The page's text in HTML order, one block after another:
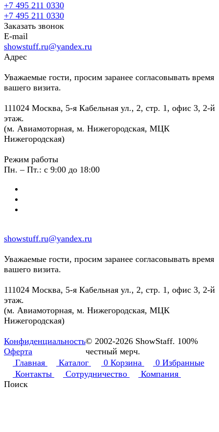
+7 495 211 0330
+7 495 211 0330
Заказать звонок
E-mail
showstuff.ru@yandex.ru
Адрес
Уважаемые гости, просим заранее согласовывать время
вашего визита.
111024 Москва, 5-я Кабельная ул., 2, стр. 1, офис 3, 2-й
этаж.
(м. Авиамоторная, м. Нижегородская, МЦК
Нижегородская)
Режим работы
Пн. – Пт.: с 9:00 до 18:00
showstuff.ru@yandex.ru
Уважаемые гости, просим заранее согласовывать время
вашего визита.
111024 Москва, 5-я Кабельная ул., 2, стр. 1, офис 3, 2-й
этаж.
(м. Авиамоторная, м. Нижегородская, МЦК
Нижегородская)
Конфиденциальность
Оферта
© 2002-2026 ShowStaff. 100%
честный мерч.
Главная
Каталог 0 Корзина 0 Избранные
Контакты
Сотрудничество
Компания
Поиск